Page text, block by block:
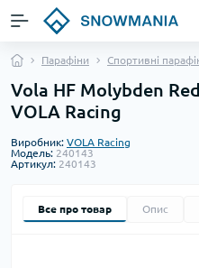
Парафіни Спортивні
Vola HF Molybden
VOLA Racing
Виробник: VOLA Racing
Модель: 240143
Артикул: 240143
Все про товар Опис